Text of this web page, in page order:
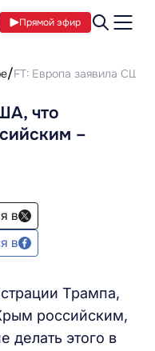
Прямой эфир
FT: Европа заявила США,
что
–
в
в
Трампа,
российским,
делать этого в